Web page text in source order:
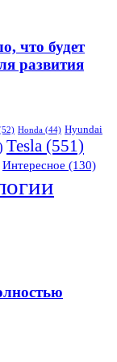
что будет
развития
Honda (44) Hyundai
Tesla (551)
Интересное (130)